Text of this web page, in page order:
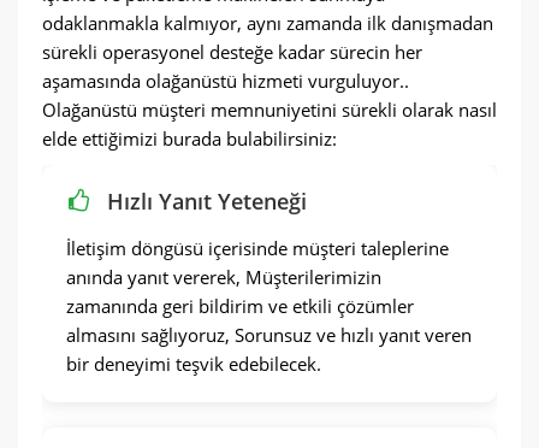
odaklanmakla kalmıyor, aynı zamanda ilk danışmadan
sürekli operasyonel desteğe kadar sürecin her
aşamasında olağanüstü hizmeti vurguluyor..
Olağanüstü müşteri memnuniyetini sürekli olarak nasıl
elde ettiğimizi burada bulabilirsiniz:
Hızlı Yanıt Yeteneği
İletişim döngüsü içerisinde müşteri taleplerine
anında yanıt vererek, Müşterilerimizin
zamanında geri bildirim ve etkili çözümler
almasını sağlıyoruz, Sorunsuz ve hızlı yanıt veren
bir deneyimi teşvik edebilecek.